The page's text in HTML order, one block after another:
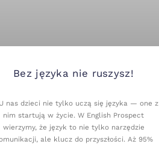
Bez języka nie ruszysz!
nas dzieci nie tylko uczą się języka — one z
nim startują w życie. W English Prospect
wierzymy, że język to nie tylko narzędzie
ale klucz do przyszłości. Aż 95%